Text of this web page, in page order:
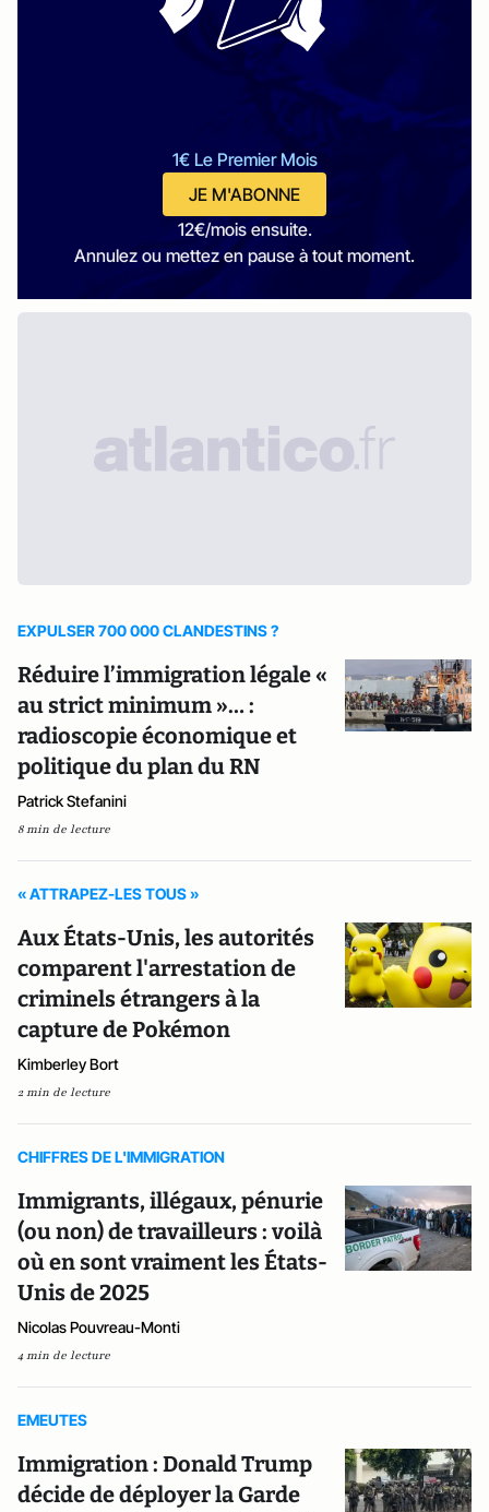
1€ Le Premier Mois
JE M'ABONNE
12€/mois ensuite.
Annulez ou mettez en pause à tout moment.
EXPULSER 700 000 CLANDESTINS ?
Réduire l’immigration légale «
au strict minimum »… :
radioscopie économique et
politique du plan du RN
Patrick Stefanini
8 min de lecture
« ATTRAPEZ-LES TOUS »
Aux États-Unis, les autorités
comparent l'arrestation de
criminels étrangers à la
capture de Pokémon
Kimberley Bort
2 min de lecture
CHIFFRES DE L'IMMIGRATION
Immigrants, illégaux, pénurie
(ou non) de travailleurs : voilà
où en sont vraiment les États-
Unis de 2025
Nicolas Pouvreau-Monti
4 min de lecture
EMEUTES
Immigration : Donald Trump
décide de déployer la Garde